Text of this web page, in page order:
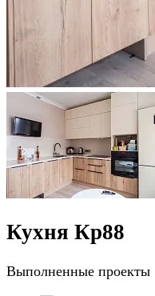
Кухня Кр88
Выполненные проекты